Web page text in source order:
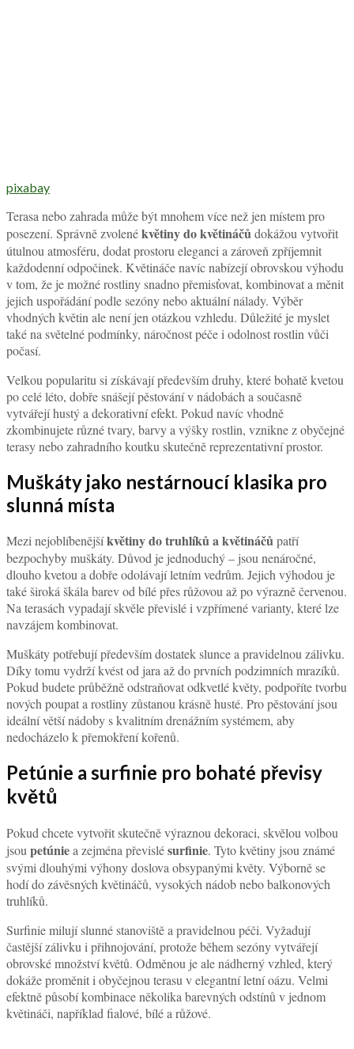
pixabay
Terasa nebo zahrada může být mnohem více než jen místem pro
posezení. Správně zvolenékvětiny do květináčůdokážou vytvořit
útulnou atmosféru, dodat prostoru eleganci a zároveň zpříjemnit
každodenní odpočinek. Květináče navíc nabízejí obrovskou výhodu
v tom, že je možné rostliny snadno přemisťovat, kombinovat a měnit
jejich uspořádání podle sezóny nebo aktuální nálady. Výběr
vhodných květin ale není jen otázkou vzhledu. Důležité je myslet
také na světelné podmínky, náročnost péče i odolnost rostlin vůči
počasí.
Velkou popularitu si získávají především druhy, které bohatě kvetou
po celé léto, dobře snášejí pěstování v nádobách a současně
vytvářejí hustý a dekorativní efekt. Pokud navíc vhodně
zkombinujete různé tvary, barvy a výšky rostlin, vznikne z obyčejné
terasy nebo zahradního koutku skutečně reprezentativní prostor.
Muškáty jako nestárnoucí klasika pro
slunná místa
Mezi nejoblíbenějšíkvětiny do truhlíků a květináčůpatří
bezpochyby muškáty. Důvod je jednoduchý – jsou nenáročné,
dlouho kvetou a dobře odolávají letním vedrům. Jejich výhodou je
také široká škála barev od bílé přes růžovou až po výrazně červenou.
Na terasách vypadají skvěle převislé i vzpřímené varianty, které lze
navzájem kombinovat.
Muškáty potřebují především dostatek slunce a pravidelnou zálivku.
Díky tomu vydrží kvést od jara až do prvních podzimních mrazíků.
Pokud budete průběžně odstraňovat odkvetlé květy, podpoříte tvorbu
nových poupat a rostliny zůstanou krásně husté. Pro pěstování jsou
ideální větší nádoby s kvalitním drenážním systémem, aby
nedocházelo k přemokření kořenů.
Petúnie a surfinie pro bohaté převisy
květů
Pokud chcete vytvořit skutečně výraznou dekoraci, skvělou volbou
jsoupetúniea zejména převislésurfinie. Tyto květiny jsou známé
svými dlouhými výhony doslova obsypanými květy. Výborně se
hodí do závěsných květináčů, vysokých nádob nebo balkonových
truhlíků.
Surfinie milují slunné stanoviště a pravidelnou péči. Vyžadují
častější zálivku i přihnojování, protože během sezóny vytvářejí
obrovské množství květů. Odměnou je ale nádherný vzhled, který
dokáže proměnit i obyčejnou terasu v elegantní letní oázu. Velmi
efektně působí kombinace několika barevných odstínů v jednom
květináči, například fialové, bílé a růžové.